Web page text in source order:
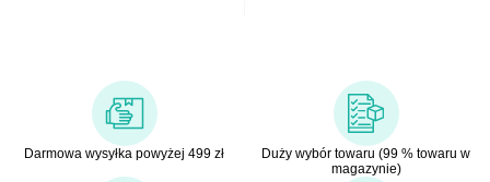
Darmowa wysyłka powyżej 499 zł
Duży wybór towaru (99 % towaru w
magazynie)